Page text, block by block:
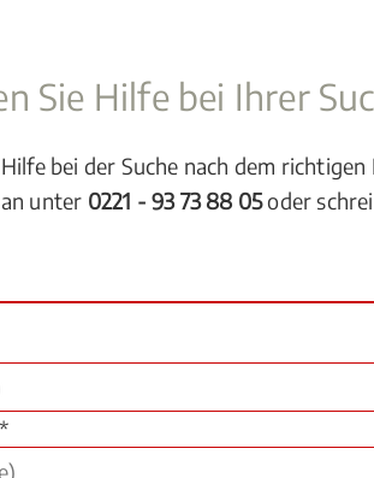
Sie Hilfe bei Ihrer
bei der Suche nach dem richtigen
unter 0221 - 93 73 88 05oder